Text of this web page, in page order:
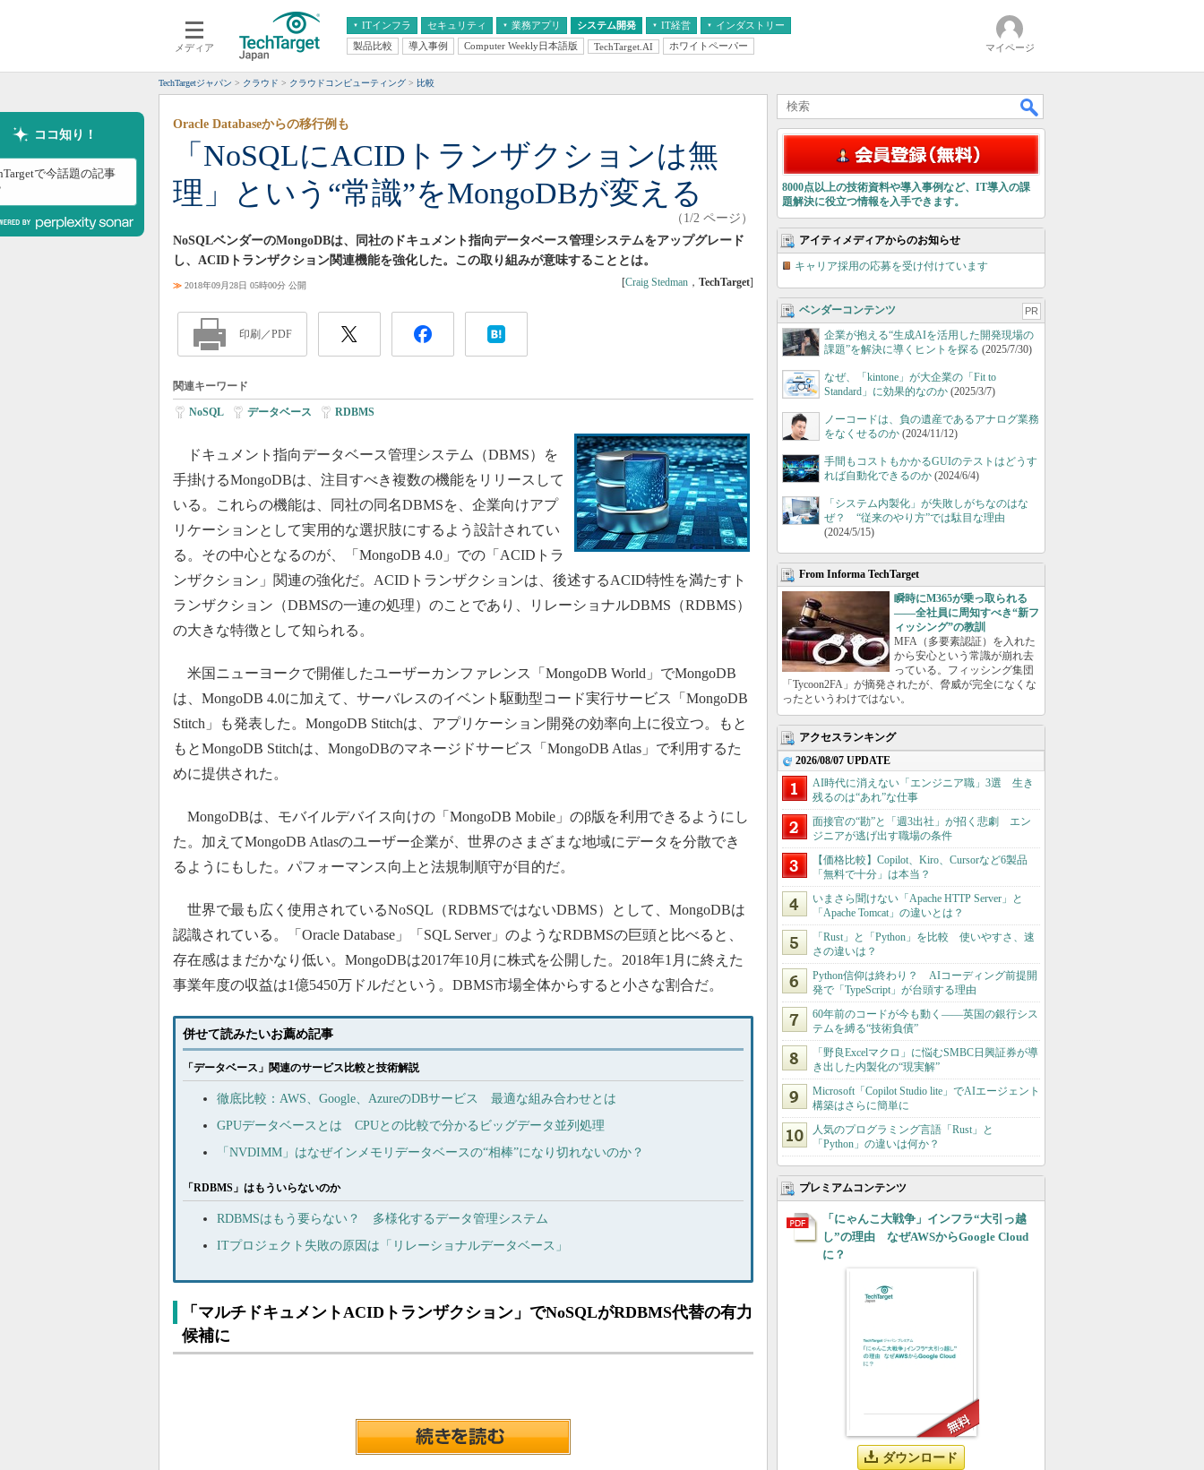
メディア
ITインフラ
クラウド
スマートモバイル
ネットワーク
システム運用管理
セキュリティ 業務アプリ
エンタープライズAI
ERP
CX
情報系システム
システム開発 IT経営
経営とIT
インダストリー
医療IT
製品比較 導入事例 Computer Weekly日本語版 TechTarget.AI ホワイトペーパー マイページ
TechTargetジャパン クラウド クラウドコンピューティング 比較
ココ知り！
で今話題の記事
「NoSQLにACIDトランザクションは無
理」という“常識”をMongoDBが変える
Oracle Databaseからの移行例も
（1/2 ページ）
NoSQLベンダーのMongoDBは、同社のドキュメント指向データベース管理システムをアップグレード
し、ACIDトランザクション関連機能を強化した。この取り組みが意味することとは。
≫ 2018年09月28日 05時00分 公開 [Craig Stedman ， TechTarget]
印刷／PDF
関連キーワード
NoSQL データベース RDBMS
ドキュメント指向データベース管理システム（DBMS）を
手掛けるMongoDBは、注目すべき複数の機能をリリースして
いる。これらの機能は、同社の同名DBMSを、企業向けアプ
リケーションとして実用的な選択肢にするよう設計されてい
る。その中心となるのが、「MongoDB 4.0」での「ACIDトラ
ンザクション」関連の強化だ。ACIDトランザクションは、後述するACID特性を満たすト
ランザクション（DBMSの一連の処理）のことであり、リレーショナルDBMS（RDBMS）
の大きな特徴として知られる。
米国ニューヨークで開催したユーザーカンファレンス「MongoDB World」でMongoDB
は、MongoDB 4.0に加えて、サーバレスのイベント駆動型コード実行サービス「MongoDB
Stitch」も発表した。MongoDB Stitchは、アプリケーション開発の効率向上に役立つ。もと
もとMongoDB Stitchは、MongoDBのマネージドサービス「MongoDB Atlas」で利用するた
めに提供された。
MongoDBは、モバイルデバイス向けの「MongoDB Mobile」のβ版を利用できるようにし
た。加えてMongoDB Atlasのユーザー企業が、世界のさまざまな地域にデータを分散でき
るようにもした。パフォーマンス向上と法規制順守が目的だ。
世界で最も広く使用されているNoSQL（RDBMSではないDBMS）として、MongoDBは
認識されている。「Oracle Database」「SQL Server」のようなRDBMSの巨頭と比べると、
存在感はまだかなり低い。MongoDBは2017年10月に株式を公開した。2018年1月に終えた
事業年度の収益は1億5450万ドルだという。DBMS市場全体からすると小さな割合だ。
併せて読みたいお薦め記事
「データベース」関連のサービス比較と技術解説
徹底比較：AWS、Google、AzureのDBサービス 最適な組み合わせとは
GPUデータベースとは CPUとの比較で分かるビッグデータ並列処理
「NVDIMM」はなぜインメモリデータベースの“相棒”になり切れないのか？
「RDBMS」はもういらないのか
RDBMSはもう要らない？ 多様化するデータ管理システム
ITプロジェクト失敗の原因は「リレーショナルデータベース」
「マルチドキュメントACIDトランザクション」でNoSQLがRDBMS代替の有力
候補に
8000点以上の技術資料や導入事例など、IT導入の課
題解決に役立つ情報を入手できます。
アイティメディアからのお知らせ
キャリア採用の応募を受け付けています
ベンダーコンテンツ PR
企業が抱える“生成AIを活用した開発現場の
課題”を解決に導くヒントを探る (2025/7/30)
なぜ、「kintone」が大企業の「Fit to
Standard」に効果的なのか (2025/3/7)
ノーコードは、負の遺産であるアナログ業務
をなくせるのか (2024/11/12)
手間もコストもかかるGUIのテストはどうす
れば自動化できるのか (2024/6/4)
「システム内製化」が失敗しがちなのはな
ぜ？ “従来のやり方”では駄目な理由
(2024/5/15)
From Informa TechTarget
瞬時にM365が乗っ取られる
――全社員に周知すべき“新フ
ィッシング”の教訓
MFA（多要素認証）を入れた
から安心という常識が崩れ去
っている。フィッシング集団
「Tycoon2FA」が摘発されたが、脅威が完全になくな
ったというわけではない。
アクセスランキング
2026/08/07 UPDATE
AI時代に消えない「エンジニア職」3選 生き
残るのは“あれ”な仕事
面接官の“勘”と「週3出社」が招く悲劇 エン
ジニアが逃げ出す職場の条件
【価格比較】Copilot、Kiro、Cursorなど6製品
「無料で十分」は本当？
いまさら聞けない「Apache HTTP Server」と
「Apache Tomcat」の違いとは？
「Rust」と「Python」を比較 使いやすさ、速
さの違いは？
Python信仰は終わり？ AIコーディング前提開
発で「TypeScript」が台頭する理由
60年前のコードが今も動く――英国の銀行シス
テムを縛る“技術負債”
「野良Excelマクロ」に悩むSMBC日興証券が導
き出した内製化の“現実解”
Microsoft「Copilot Studio lite」でAIエージェント
構築はさらに簡単に
人気のプログラミング言語「Rust」と
「Python」の違いは何か？
プレミアムコンテンツ
「にゃんこ大戦争」インフラ“大引っ越
し”の理由 なぜAWSからGoogle Cloud
に？
ダウンロード